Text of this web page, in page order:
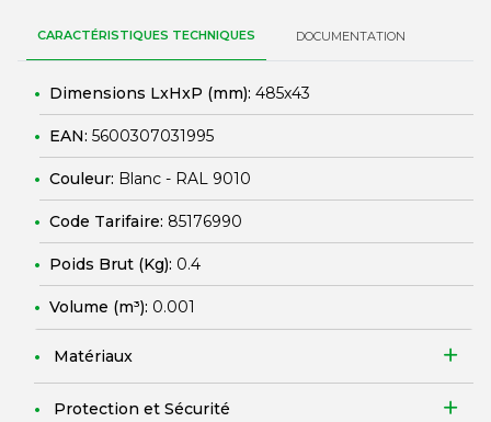
CARACTÉRISTIQUES TECHNIQUES DOCUMENTATION
Dimensions LxHxP (mm): 485x43
EAN: 5600307031995
Couleur: Blanc - RAL 9010
Code Tarifaire: 85176990
Poids Brut (Kg): 0.4
Volume (m³): 0.001
Matériaux
Protection et Sécurité